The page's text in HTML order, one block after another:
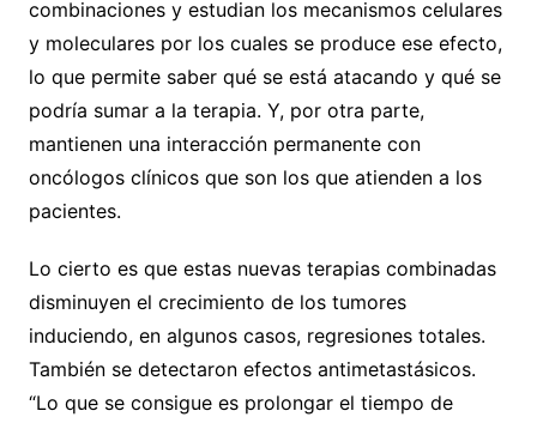
combinaciones y estudian los mecanismos celulares
y moleculares por los cuales se produce ese efecto,
lo que permite saber qué se está atacando y qué se
podría sumar a la terapia. Y, por otra parte,
mantienen una interacción permanente con
oncólogos clínicos que son los que atienden a los
pacientes.
Lo cierto es que estas nuevas terapias combinadas
disminuyen el crecimiento de los tumores
induciendo, en algunos casos, regresiones totales.
También se detectaron efectos antimetastásicos.
“Lo que se consigue es prolongar el tiempo de